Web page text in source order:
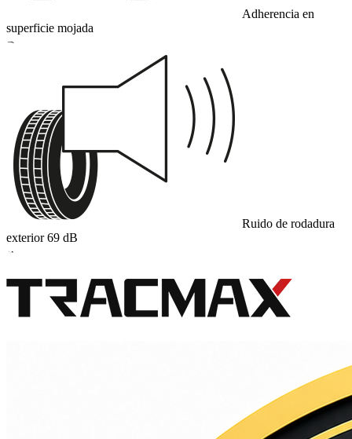
Adherencia en
superficie mojada
B
Ruido de rodadura
exterior 69 dB
A